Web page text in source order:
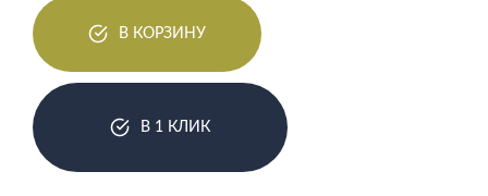
В КОРЗИНУ
В 1 КЛИК